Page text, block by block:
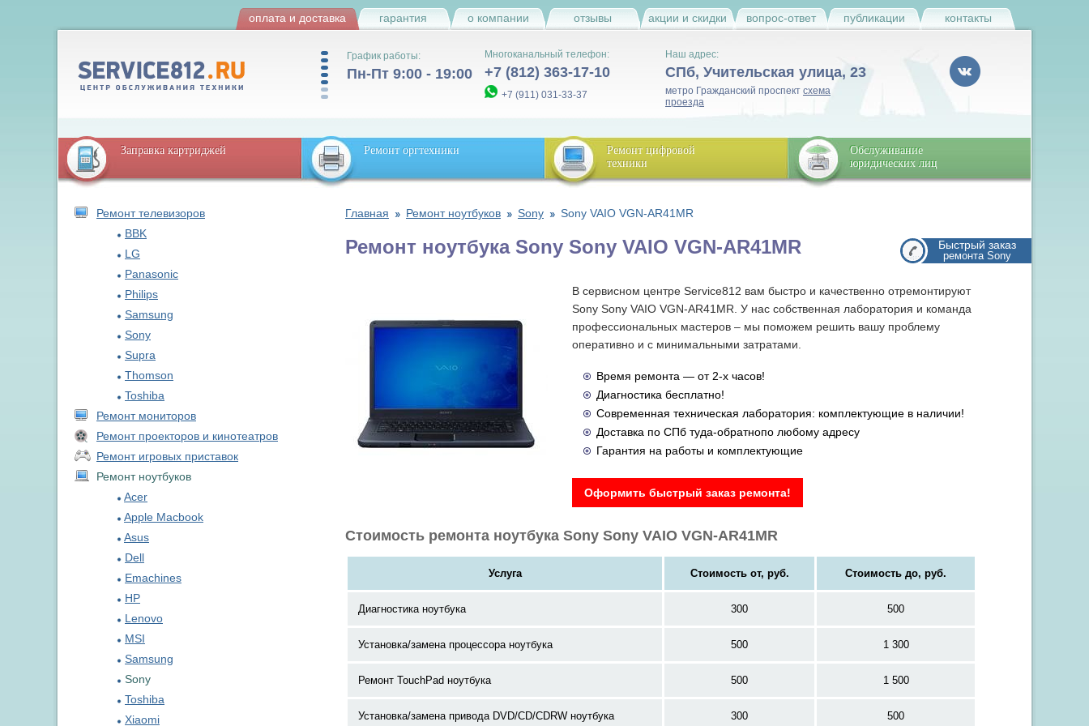
оплата и доставка гарантия о компании отзывы акции и скидки вопрос-ответ публикации контакты
График работы:
Пн-Пт 9:00 - 19:00
Многоканальный телефон:
+7 (812) 363-17-10
+7 (911) 031-33-37
Наш адрес:
СПб, Учительская улица, 23
метро Гражданский проспект схема
проезда
Заправка картриджей Ремонт оргтехники
Ремонт цифровой
техники
Обслуживание
юридических лиц
Ремонт телевизоров
BBK
LG
Panasonic
Philips
Samsung
Sony
Supra
Thomson
Toshiba
Ремонт мониторов
Ремонт проекторов и кинотеатров
Ремонт игровых приставок
Ремонт ноутбуков
Acer
Apple Macbook
Asus
Dell
Emachines
HP
Lenovo
MSI
Samsung
Sony
Toshiba
Xiaomi
Главная Ремонт ноутбуков Sony Sony VAIO VGN-AR41MR
Ремонт ноутбука Sony Sony VAIO VGN-AR41MR
В сервисном центре Service812 вам быстро и качественно отремонтируют
Sony Sony VAIO VGN-AR41MR. У нас собственная лаборатория и команда
профессиональных мастеров – мы поможем решить вашу проблему
оперативно и с минимальными затратами.
Время ремонта — от 2-х часов!
Диагностика бесплатно!
Современная техническая лаборатория: комплектующие в наличии!
Доставка по СПб туда-обратнопо любому адресу
Гарантия на работы и комплектующие
Оформить быстрый заказ ремонта!
Стоимость ремонта ноутбука Sony Sony VAIO VGN-AR41MR
Услуга Стоимость от, руб. Стоимость до, руб.
Диагностика ноутбука 300 500
Установка/замена процессора ноутбука 500 1 300
Ремонт TouchPad ноутбука 500 1 500
Установка/замена привода DVD/CD/CDRW ноутбука 300 500
Быстрый заказ
ремонта Sony